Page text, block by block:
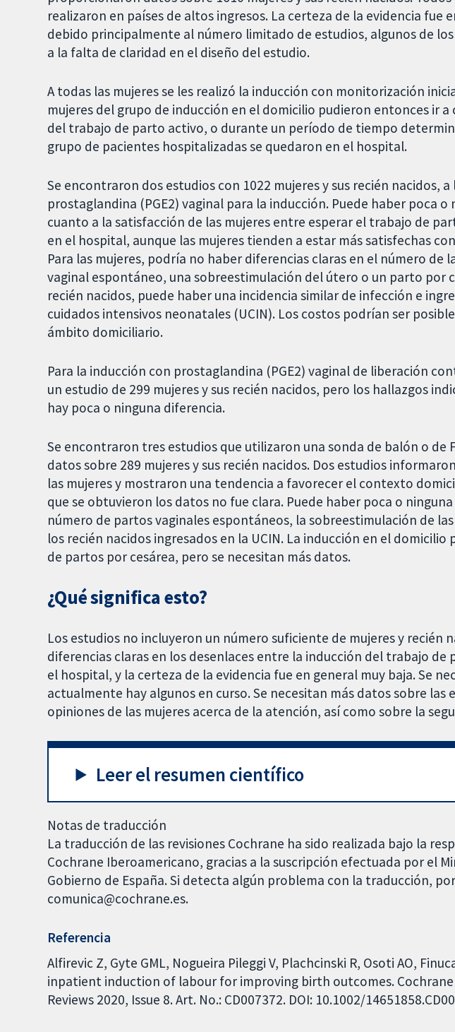
realizaron en países de altos ingresos. La certeza de la evidencia fue
debido principalmente al número limitado de estudios, algunos de
a la falta de claridad en el diseño del estudio.
A todas las mujeres se les realizó la inducción con monitorización
mujeres del grupo de inducción en el domicilio pudieron entonces ir a
del trabajo de parto activo, o durante un período de tiempo
grupo de pacientes hospitalizadas se quedaron en el hospital.
Se encontraron dos estudios con 1022 mujeres y sus recién nacidos,
prostaglandina (PGE2) vaginal para la inducción. Puede haber poca
cuanto a la satisfacción de las mujeres entre esperar el trabajo de
en el hospital, aunque las mujeres tienden a estar más satisfechas
Para las mujeres, podría no haber diferencias claras en el número de
vaginal espontáneo, una sobreestimulación del útero o un parto por
recién nacidos, puede haber una incidencia similar de infección e
cuidados intensivos neonatales (UCIN). Los costos podrían ser
ámbito domiciliario.
Para la inducción con prostaglandina (PGE2) vaginal de liberación
un estudio de 299 mujeres y sus recién nacidos, pero los hallazgos
hay poca o ninguna diferencia.
Se encontraron tres estudios que utilizaron una sonda de balón o de
datos sobre 289 mujeres y sus recién nacidos. Dos estudios
las mujeres y mostraron una tendencia a favorecer el contexto
que se obtuvieron los datos no fue clara. Puede haber poca o
número de partos vaginales espontáneos, la sobreestimulación de
los recién nacidos ingresados en la UCIN. La inducción en el domicilio
de partos por cesárea, pero se necesitan más datos.
¿Qué significa esto?
Los estudios no incluyeron un número suficiente de mujeres y recién
diferencias claras en los desenlaces entre la inducción del trabajo de
el hospital, y la certeza de la evidencia fue en general muy baja. Se
actualmente hay algunos en curso. Se necesitan más datos sobre las
opiniones de las mujeres acerca de la atención, así como sobre la
Leer el resumen científico
Notas de traducción
La traducción de las revisiones Cochrane ha sido realizada bajo la
Cochrane Iberoamericano, gracias a la suscripción efectuada por el
Gobierno de España. Si detecta algún problema con la traducción,
comunica@cochrane.es.
Referencia
Alfirevic Z, Gyte GML, Nogueira Pileggi V, Plachcinski R, Osoti AO,
inpatient induction of labour for improving birth outcomes.
Reviews 2020, Issue 8. Art. No.: CD007372. DOI: 10.1002/